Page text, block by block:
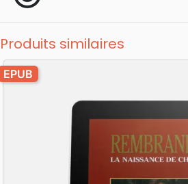
Produits similaires
EPUB